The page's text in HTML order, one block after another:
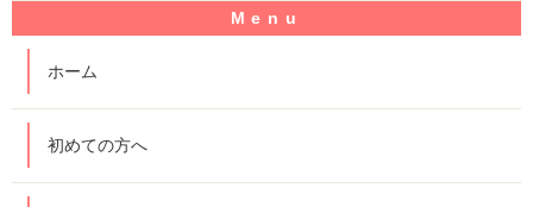
ホーム
初めての方へ